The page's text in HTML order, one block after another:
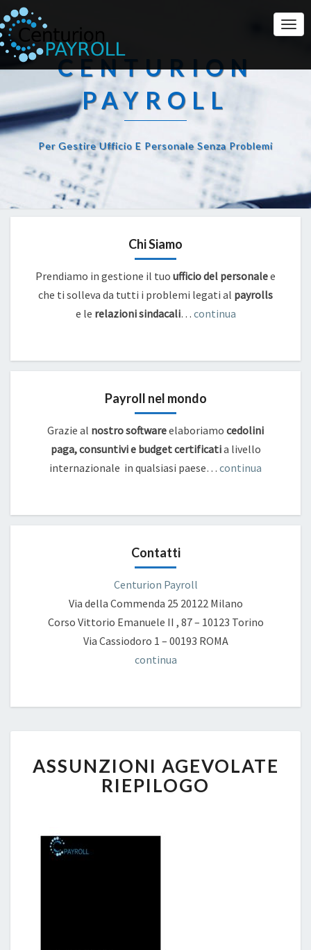
CENTURION
PAYROLL
Per Gestire Ufficio E Personale Senza Problemi
Chi Siamo
Prendiamo in gestione il tuo ufficio del personalee
che ti solleva da tutti i problemi legati al payrolls
e le relazioni sindacali… continua
Payroll nel mondo
Grazie al nostro softwareelaboriamo cedolini
paga, consuntivi e budget certificatia livello
internazionale in qualsiasi paese… continua
Contatti
Centurion Payroll
Via della Commenda 25 20122 Milano
Corso Vittorio Emanuele II , 87 – 10123 Torino
Via Cassiodoro 1 – 00193 ROMA
continua
AGEVOLATE
RIEPILOGO
ASSUNZIONI AGEVOLATE
RIEPILOGO